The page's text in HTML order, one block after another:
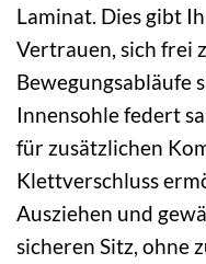
Laminat. Dies gibt
Vertrauen, sich frei
Bewegungsabläufe
Innensohle federt
für zusätzlichen
Klettverschluss
Ausziehen und
sicheren Sitz, ohne